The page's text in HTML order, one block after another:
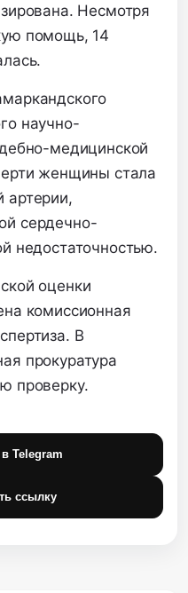
Несмотря
помощь, 14
научно-
медицинской
женщины стала
артерии,
сердечно-
недостаточностью.
оценки
комиссионная
В
прокуратура
проверку.
Telegram
ссылку